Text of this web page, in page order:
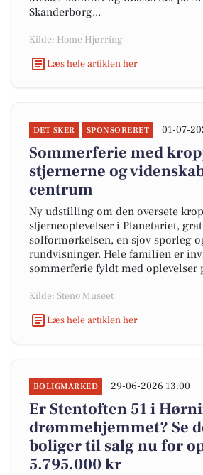
Skanderborg...
Kilde: Home Hjørring
Læs hele artiklen her
DET SKER SPONSORERET 01-07-
Sommerferie med
stjernerne og
centrum
Ny udstilling om den oversete
stjerneoplevelser i Planetariet,
solformørkelsen, en sjov sporleg
rundvisninger. Hele familien er
sommerferie fyldt med oplevelser
Kilde: Steno Museet
Læs hele artiklen her
BOLIGMARKED 29-06-2026 13:00
Er Stentoften 51 i
drømmehjemmet? Se
boliger til salg nu for
5.795.000 kr